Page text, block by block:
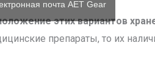
этих вариантов
препараты, то их
почта AET Gear